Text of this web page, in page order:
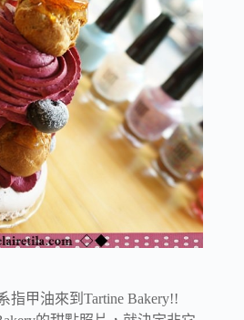
指甲油來到Tartine Bakery!!